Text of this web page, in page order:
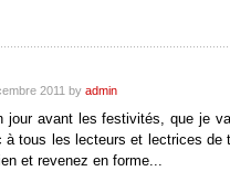
2011 by admin
jour avant les festivités, que je
à tous les lecteurs et lectrices de
et revenez en forme...